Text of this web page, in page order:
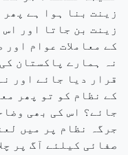
زینت بنا ہوا ہے پھر
زینت بن جاتا اور
کے معاملات عوام
نہ ہمارے پاکستان
قرار دیا جائے اور
کے نظام کو تو پھر
جائے؟ اس کی بھی
جرگہ نظام پر میں
صفائی کیلئے آگ پر